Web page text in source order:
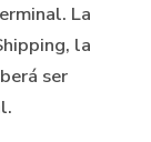
La
la
ser